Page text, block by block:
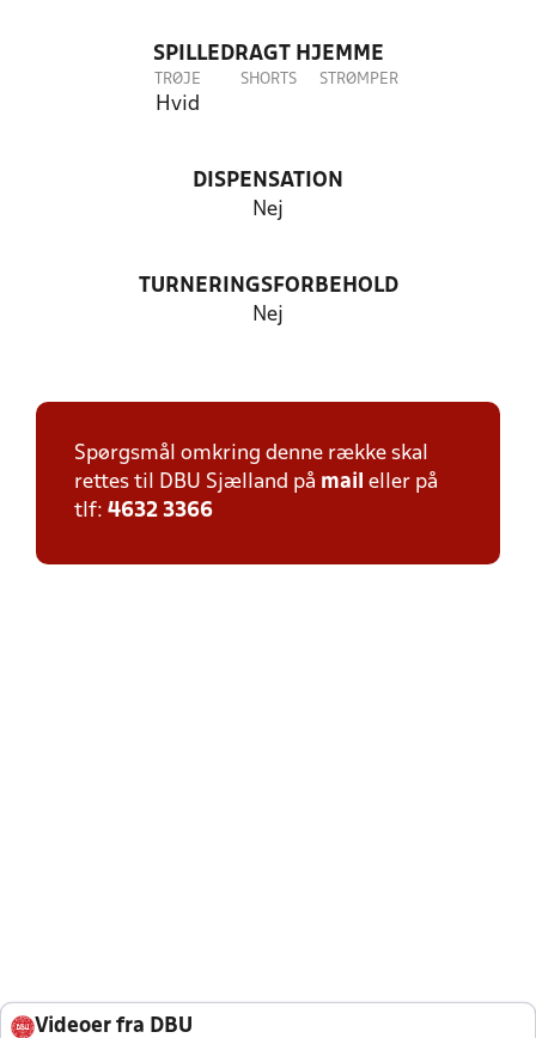
SPILLEDRAGT HJEMME
TRØJE
Hvid
SHORTS STRØMPER
DISPENSATION
Nej
TURNERINGSFORBEHOLD
Nej
Spørgsmål omkring denne række skal
rettes til DBU Sjælland på mail eller på
tlf: 4632 3366
Videoer fra DBU